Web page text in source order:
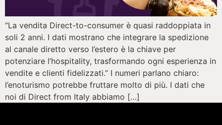
Vedi piani
“La vendita Direct-to-consumer è quasi raddoppiata in
soli 2 anni. I dati mostrano che integrare la spedizione
al canale diretto verso l’estero è la chiave per
potenziare l’hospitality, trasformando ogni esperienza in
vendite e clienti fidelizzati.” I numeri parlano chiaro:
l’enoturismo potrebbe fruttare molto di più. I dati che
noi di Direct from Italy abbiamo […]